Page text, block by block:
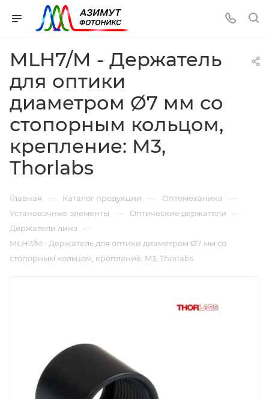
MLH7/M - Держатель
для оптики
диаметром Ø7 мм со
стопорным кольцом,
крепление: M3,
Thorlabs
Главная — Каталог продукции — Оптомеханика —
Установочные элементы — Оптические держатели —
Держатели линз —
MLH7/M - Держатель для оптики диаметром Ø7 мм со
стопорным кольцом, крепление: M3, Thorlabs